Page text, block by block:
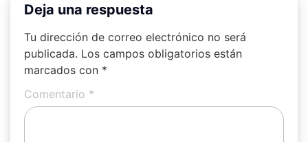
Deja una respuesta
Tu dirección de correo electrónico no será
publicada. Los campos obligatorios están
marcados con *
Comentario *